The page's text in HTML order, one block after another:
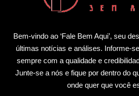
Bem-vindo ao ‘Fale Bem Aqui’, seu
últimas notícias e análises. Informe-
sempre com a qualidade e
Junte-se a nós e fique por dentro do
onde quer que você